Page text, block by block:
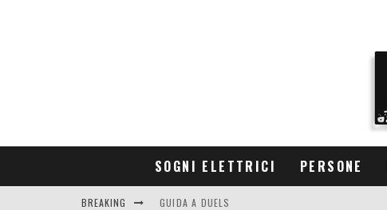
SOGNI ELETTRICI PERSONE
BREAKING GUIDA A DUELS